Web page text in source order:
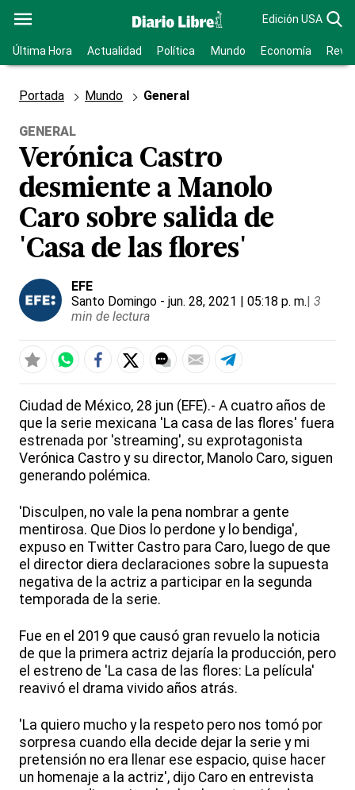
Edición USA
Última Hora Actualidad Política Mundo Economía
Portada Mundo General
GENERAL
Verónica Castro
desmiente a Manolo
Caro sobre salida de
'Casa de las flores'
EFE
Santo Domingo - jun. 28, 2021 | 05:18 p. m.| 3
min de lectura
Ciudad de México, 28 jun (EFE).- A cuatro años de
que la serie mexicana 'La casa de las flores' fuera
estrenada por 'streaming', su exprotagonista
Verónica Castro y su director, Manolo Caro, siguen
generando polémica.
'Disculpen, no vale la pena nombrar a gente
mentirosa. Que Dios lo perdone y lo bendiga',
expuso en Twitter Castro para Caro, luego de que
el director diera declaraciones sobre la supuesta
negativa de la actriz a participar en la segunda
temporada de la serie.
Fue en el 2019 que causó gran revuelo la noticia
de que la primera actriz dejaría la producción, pero
el estreno de 'La casa de las flores: La película'
reavivó el drama vivido años atrás.
'La quiero mucho y la respeto pero nos tomó por
sorpresa cuando ella decide dejar la serie y mi
pretensión no era llenar ese espacio, quise hacer
un homenaje a la actriz', dijo Caro en entrevista